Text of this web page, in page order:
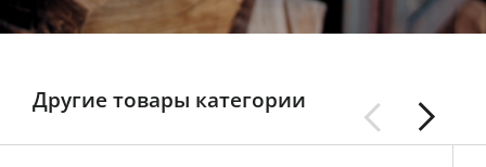
Другие товары категории